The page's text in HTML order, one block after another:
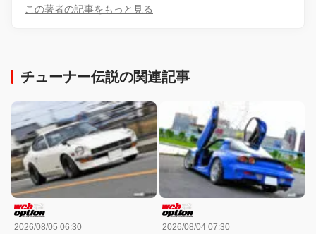
この著者の記事をもっと見る
チューナー伝説の関連記事
2026/08/05 06:30 2026/08/04 07:30